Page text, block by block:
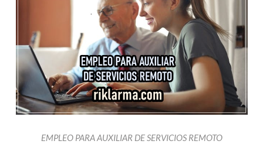
EMPLEO PARA AUXILIAR DE SERVICIOS REMOTO